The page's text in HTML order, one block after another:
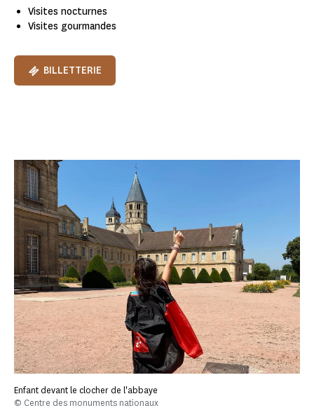
Visites nocturnes
Visites gourmandes
BILLETTERIE
Enfant devant le clocher de l'abbaye
© Centre des monuments nationaux